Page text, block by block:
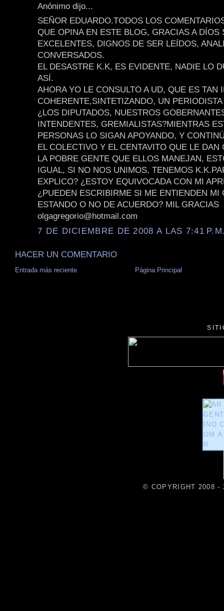
Anónimo dijo...
SEÑOR EDUARDO.TODOS LOS
QUE OPINA EN ESTE BLOG, GRACIAS A DÍOS
EXCELENTES, DIGNOS DE SER LEÍDOS,
CONVERSADOS.
EL DESASTRE K.K, ES EVIDENTE, NADIE LO
ASÍ.
AHORA YO LE CONSULTO A UD, QUE ES TAN
COHERENTE,SINTETIZANDO, UN
¿LOS DIPUTADOS, NUESTROS
INTENDENTES, GREMIALISTAS?MIENTRAS
PERSONAS LO SIGAN APOYANDO, Y
EL COLECTIVO Y EL CENTAVITO QUE LE DAN
LA POBRE GENTE QUE ELLOS MANEJAN,
IGUAL, SI NO NOS UNIMOS, TENEMOS
EXPLICO? ¿ESTOY EQUIVOCADA CON MI
¿PUEDEN ESCRIBIRME SI ME ENTIENDEN MI
ESTANDO O NO DE ACUERDO? MIL GRACIAS
olgagregorio@hotmail.com
7 DE DICIEMBRE DE 2008 A LAS 7:41
HACER UN COMENTARIO
Entrada más reciente Página Principal
© COPYRIGHT 2008